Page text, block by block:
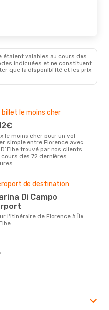
étaient valables au cours des
indiquées et ne constituent
que la disponibilité et les prix
billet le moins cher
simple entre Florence avec
D´Elbe trouvé par nos clients
cours des 72 dernières
de destination